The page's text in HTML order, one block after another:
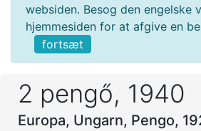
websiden. Besog den engelske
hjemmesiden for at afgive en
fortsæt
2 pengő, 1940
Europa, Ungarn, Pengo,